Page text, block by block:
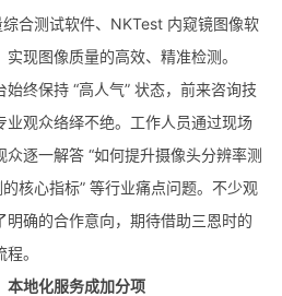
合测试软件、NKTest 内窥镜图像软
现图像质量的高效、精准检测。
终保持 “高人气” 状态，前来咨询技
业观众络绎不绝。工作人员通过现场
逐一解答 “如何提升摄像头分辨率测
核心指标” 等行业痛点问题。不少观
明确的合作意向，期待借助三恩时的
。
本地化服务成加分项